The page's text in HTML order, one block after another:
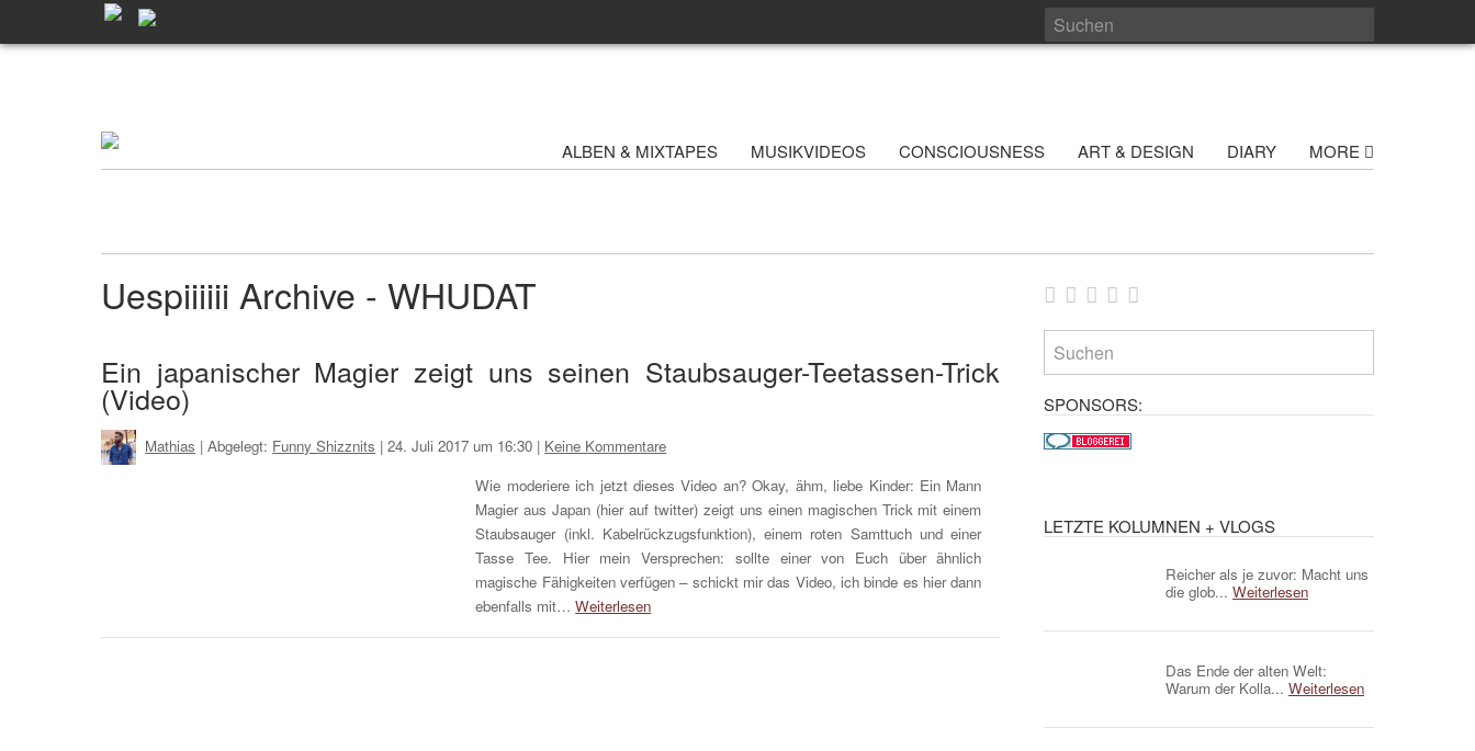
ALBEN & MIXTAPES MUSIKVIDEOS CONSCIOUSNESS ART & DESIGN DIARY MORE
Uespiiiiii Archive - WHUDAT
Ein japanischer Magier zeigt uns seinen Staubsauger-Teetassen-Trick
(Video)
Mathias | Abgelegt: Funny Shizznits |24. Juli 2017 um 16:30 | Keine Kommentare
Wie moderiere ich jetzt dieses Video an? Okay, ähm, liebe Kinder: Ein Mann
Magier aus Japan (hier auf twitter) zeigt uns einen magischen Trick mit einem
Staubsauger (inkl. Kabelrückzugsfunktion), einem roten Samttuch und einer
Tasse Tee. Hier mein Versprechen: sollte einer von Euch über ähnlich
magische Fähigkeiten verfügen – schickt mir das Video, ich binde es hier dann
ebenfalls mit…Weiterlesen
SPONSORS:
LETZTE KOLUMNEN + VLOGS
Reicher als je zuvor: Macht uns
die glob... Weiterlesen
Das Ende der alten Welt:
Warum der Kolla... Weiterlesen